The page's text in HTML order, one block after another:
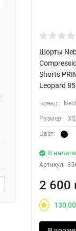
Шорты
Shorts
Leopard
Бренд:
Размер:
Цвет:
В
Артикул:
2 600
130,00